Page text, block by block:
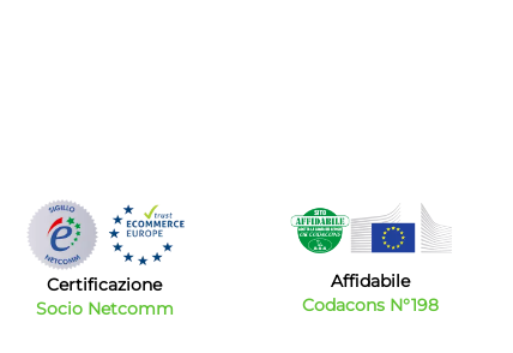
Certificazione
Socio Netcomm
Affidabile
Codacons N°198